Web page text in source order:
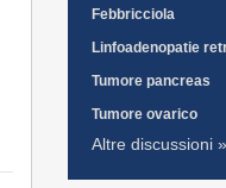
Febbricciola
Linfoadenopatie
Tumore pancreas
Tumore ovarico
Altre discussioni »